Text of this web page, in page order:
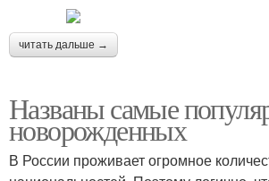
читать дальше →
Названы самые
новорожденных
В России проживает огромное